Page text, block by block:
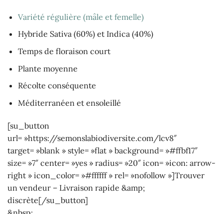
Variété régulière (mâle et femelle)
Hybride Sativa (60%) et Indica (40%)
Temps de floraison court
Plante moyenne
Récolte conséquente
Méditerranéen et ensoleillé
[su_button
url= »https://semonslabiodiversite.com/lcv8″
target= »blank » style= »flat » background= »#ffbf17″
size= »7″ center= »yes » radius= »20″ icon= »icon: arrow-
right » icon_color= »#ffffff » rel= »nofollow »]Trouver
un vendeur – Livraison rapide &amp;
discrète[/su_button]